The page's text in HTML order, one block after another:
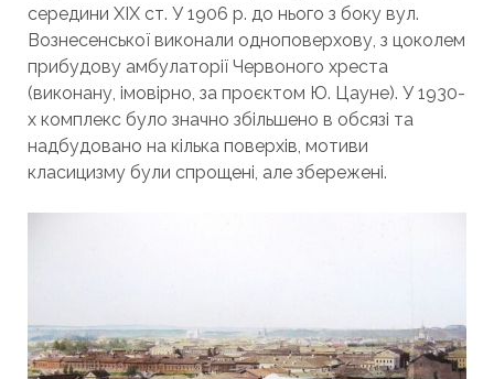
середини XIX ст. У 1906 р. до нього з боку вул.
Вознесенської виконали одноповерхову, з цоколем
прибудову амбулаторії Червоного хреста
(виконану, імовірно, за проєктом Ю. Цауне). У 1930-
х комплекс було значно збільшено в обсязі та
надбудовано на кілька поверхів, мотиви
класицизму були спрощені, але збережені.